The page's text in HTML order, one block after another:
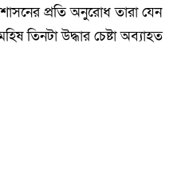
প্রতি অনুরোধ তারা যেন
তিনটা উদ্ধার চেষ্টা অব্যাহত